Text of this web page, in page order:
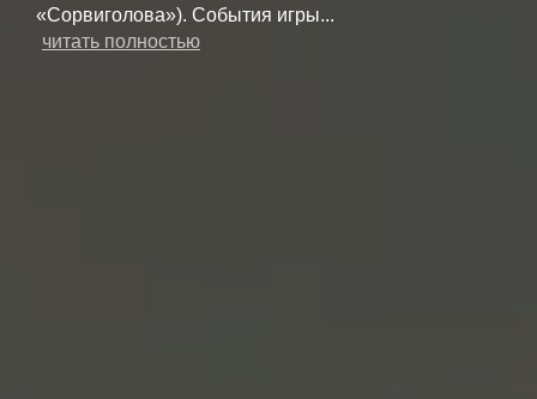
«Сорвиголова»). События игры...
читать полностью